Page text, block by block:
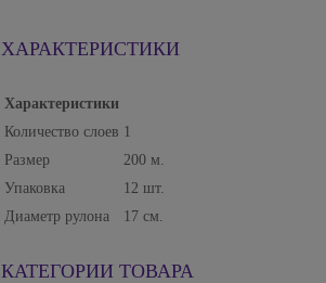
ХАРАКТЕРИСТИКИ
Характеристики
Количество слоев 1
Размер
200 м.
Упаковка
12 шт.
Диаметр рулона
17 см.
КАТЕГОРИИ ТОВАРА